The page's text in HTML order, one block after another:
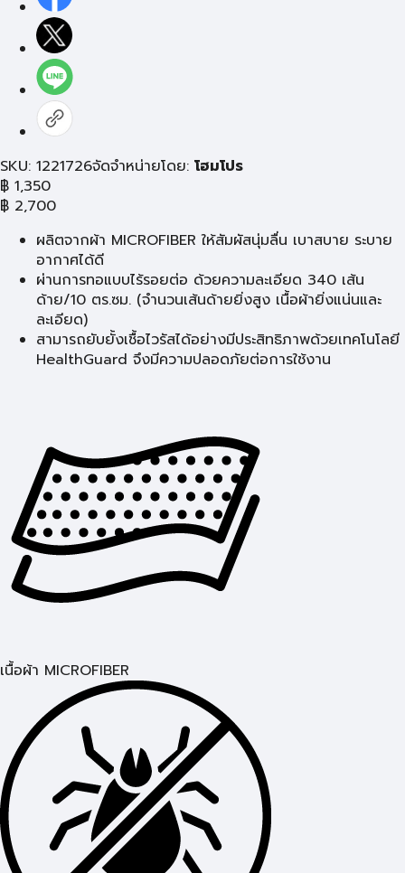
SKU: 1221726จัดจำหน่ายโดย: โฮมโปร
฿ 1,350
฿ 2,700
ผลิตจากผ้า MICROFIBER ให้สัมผัสนุ่มลื่น เบาสบาย ระบาย
อากาศได้ดี
ผ่านการทอแบบไร้รอยต่อ ด้วยความละเอียด 340 เส้น
ด้าย/10 ตร.ซม. (จำนวนเส้นด้ายยิ่งสูง เนื้อผ้ายิ่งแน่นและ
ละเอียด)
สามารถยับยั้งเชื้อไวรัสได้อย่างมีประสิทธิภาพด้วยเทคโนโลยี
HealthGuard จึงมีความปลอดภัยต่อการใช้งาน
เนื้อผ้า MICROFIBER